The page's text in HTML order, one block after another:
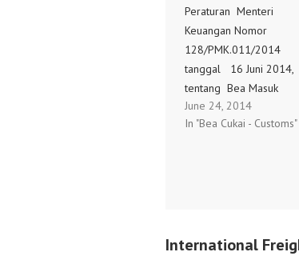
Peraturan Menteri
Keuangan Nomor
128/PMK.011/2014
tanggal 16 Juni 2014,
tentang Bea Masuk
Ditanggung Pemerintah
Atas Impor Barang Dan
Keuangan Nomor
June 24, 2014
In "Bea Cukai - Customs"
International